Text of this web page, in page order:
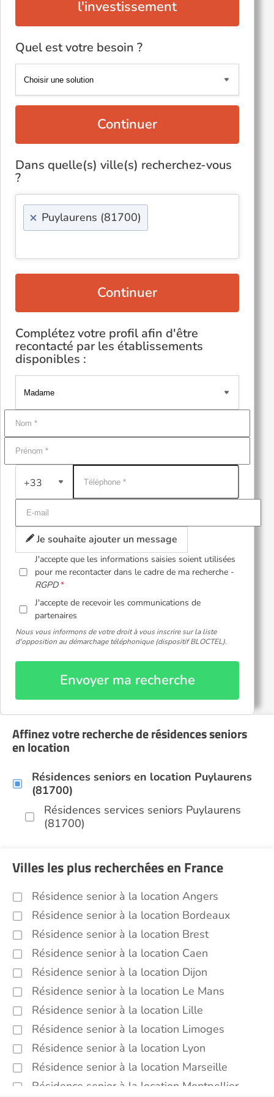
l'investissement
Quel est votre besoin ?
Continuer
Dans quelle(s) ville(s) recherchez-vous
?
× Puylaurens (81700)
Continuer
Complétez votre profil afin d'être
recontacté par les établissements
disponibles :
+33
Je souhaite ajouter un message
J'accepte que les informations saisies soient utilisées
pour me recontacter dans le cadre de ma recherche -
RGPD
J'accepte de recevoir les communications de
partenaires
Nous vous informons de votre droit à vous inscrire sur la liste
d'opposition au démarchage téléphonique (dispositif BLOCTEL).
Envoyer ma recherche
Affinez votre recherche de résidences seniors
en location
Résidences seniors en location Puylaurens
(81700)
Résidences services seniors Puylaurens
(81700)
Villes les plus recherchées en France
Résidence senior à la location Angers
Résidence senior à la location Bordeaux
Résidence senior à la location Brest
Résidence senior à la location Caen
Résidence senior à la location Dijon
Résidence senior à la location Le Mans
Résidence senior à la location Lille
Résidence senior à la location Limoges
Résidence senior à la location Lyon
Résidence senior à la location Marseille
Résidence senior à la location Montpellier